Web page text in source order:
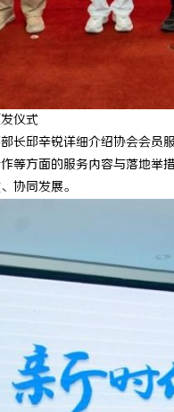
仪式
长邱辛锐详细介绍协会会
等方面的服务内容与落地
协同发展。